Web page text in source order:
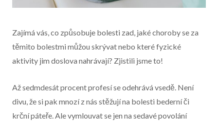
Zajímá vás, co způsobuje bolesti zad, jaké choroby se za
těmito bolestmi můžou skrývat nebo které fyzické
aktivity jim doslova nahrávají? Zjistili jsme to!
Začátek reklamy
Konec reklamy
Až sedmdesát procent profesí se odehrává vsedě. Není
divu, že si pak mnozí z nás stěžují na bolesti bederní či
krční páteře. Ale vymlouvat se jen na sedavé povolání